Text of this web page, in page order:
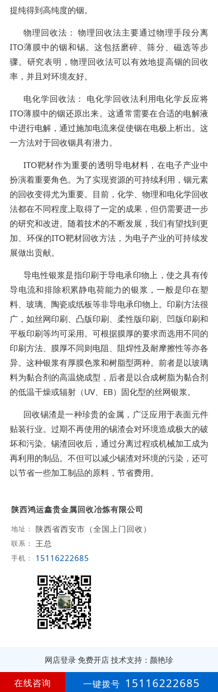
提纯得到高纯度的铟。
物理回收法： 物理回收法主要通过物理手段分离
ITO薄膜中的铟和锡。这包括磨碎、筛分、磁选等步
骤。研究表明，物理回收法可以有效地提高铟的回收
率，并且对环境友好。
电化学回收法： 电化学回收法利用电化学反应将
ITO薄膜中的铟还原出来。这通常需要在合适的电解液
中进行电解，通过施加电流来促使铟在电极上析出。这
一方法对于回收铟具有潜力。
ITO靶材作为重要的透明导电材料，在电子产业中
扮演着重要角色。为了实现资源的可持续利用，铟元素
的回收变得尤为重要。目前，化学、物理和电化学回收
法都在不同程度上取得了一定的成果，但仍需要进一步
的研究和改进。随着技术的不断发展，我们有望找到更
加、环保的ITO靶材回收方法，为电子产业的可持续发
展做出贡献。
导电性银浆是指印刷于导电承印物上，使之具有传
导电流和排除积累静电荷能力的银浆，一般是印在塑
料、玻璃、陶瓷或纸板等非导电承印物上。印刷方法很
广，如丝网印刷、凸版印刷、柔性版印刷、凹版印刷和
平板印刷等均可采用。可根据膜厚的要求而选用不同的
印刷方法、膜厚不同则电阻、阻焊性及耐摩擦性等亦各
异。这种银浆有厚膜色浆和树脂型两种。前者是以玻璃
料为黏合剂的高温烧成型，后者是以合成树脂为黏合剂
的低温干燥或辐射（UV、EB）固化型的丝网银浆。
回收锡渣是一种珍贵的金属，广泛应用于表面元件
贴装行业。过期不再使用的锡渣会对环境造成极大的破
坏和污染。锡渣回收后，通过分离过程或机械加工成为
再利用的制品。不但可以减少锡渣对环境的污染，还可
以节省一些加工制品的原料，节省费用。
陕西鸿运鑫贵金属回收冶炼有限公司
地址： 陕西省西安市（全国上门回收）
联系： 王总
手机： 15116222685
网店登录 免费开店技术支持：颜艳珍
第3年
在线咨询 一键拨号 15116222685